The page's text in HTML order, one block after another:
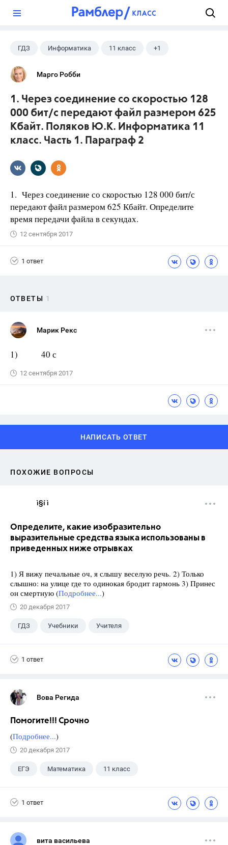
ГДЗ Информатика 11 класс +1
Поляков К.Ю.
Марго Робби
1. Через соединение со скоростью 128
000 бит/с передают файл размером 625
Кбайт. Поляков Ю.К. Информатика 11
класс. Часть 1. Параграф 2
1. Через соединение со скоростью 128 000 бит/с
передают файл размером 625 Кбайт. Определите
время передачи файла в секундах.
12 сентября 2017
1 ответ
ОТВЕТЫ 1
Марик Рекс
1) 40 с
12 сентября 2017
НАПИСАТЬ ОТВЕТ
ПОХОЖИЕ ВОПРОСЫ
ì§í ì 
Определите, какие изобразительно
выразительные средства языка использованы в
приведенных ниже отрывках
1) Я вижу печальные оч, я слышу веселую речь. 2) Только
слышно: на улице где то одинокая бродит гармонь 3) Принес
он смертную (Подробнее...)
20 декабря 2017
ГДЗ Учебники Учителя
1 ответ
Вова Регида
Помогите!!! Срочно
(Подробнее...)
20 декабря 2017
ЕГЭ Математика 11 класс
1 ответ
вита васильева